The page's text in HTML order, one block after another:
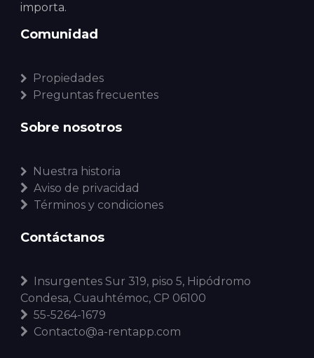
importa.
Comunidad
Propiedades
Preguntas frecuentes
Sobre nosotros
Nuestra historia
Aviso de privacidad
Términos y condiciones
Contáctanos
Insurgentes Sur 319, piso 5, Hipódromo
Condesa, Cuauhtémoc, CP 06100
55-5264-1679
Contacto@a-rentapp.com